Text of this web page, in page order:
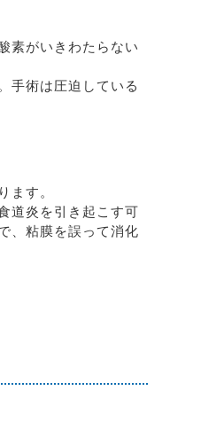
素がいきわたらない
手術は圧迫している
ます。
道炎を引き起こす可
、粘膜を誤って消化